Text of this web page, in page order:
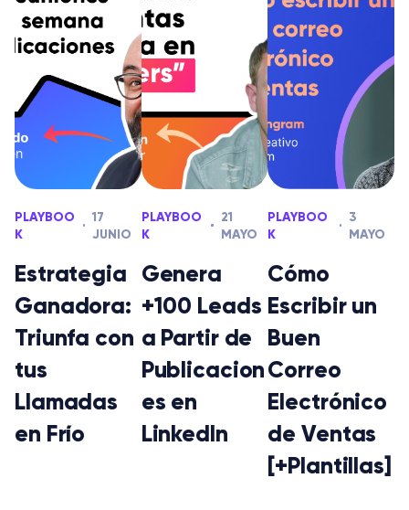
PLAYBOO
K
17
JUNIO
Estrategia
Ganadora:
Triunfa con
tus
Llamadas
en Frío
PLAYBOO
K
21
MAYO
Genera
+100 Leads
a Partir de
Publicacion
es en
LinkedIn
PLAYBOO
K
3
MAYO
Cómo
Escribir un
Buen
Correo
Electrónico
de Ventas
[+Plantillas]